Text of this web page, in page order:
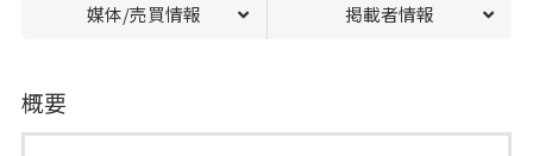
媒体/売買情報 掲載者情報
概要